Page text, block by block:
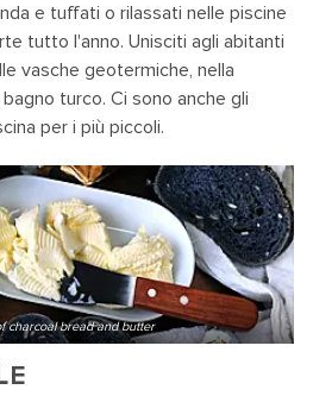
e tuffati o rilassati nelle piscine
tutto l'anno. Unisciti agli abitanti
vasche geotermiche, nella
turco. Ci sono anche gli
per i più piccoli.
charcoal bread and butter